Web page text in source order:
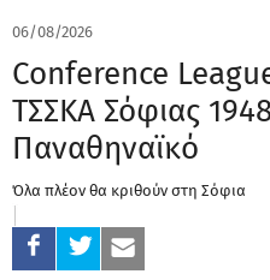
06/08/2026
Conference
ΤΣΣΚΑ Σόφιας
Παναθηναϊκό
Όλα πλέον θα κριθούν στη Σόφια